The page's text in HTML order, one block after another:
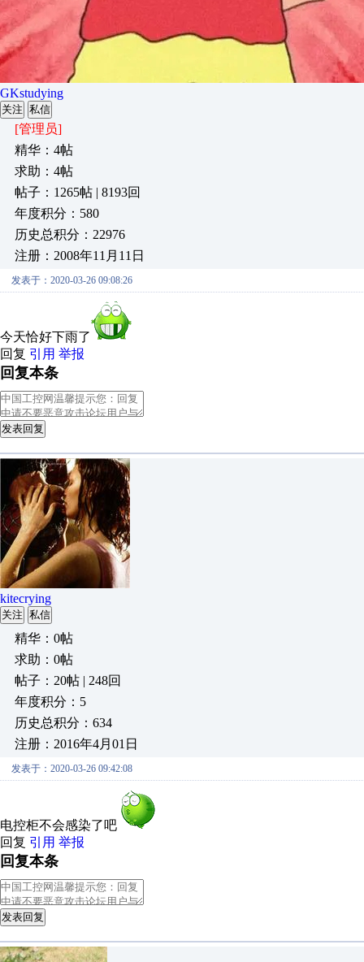
GKstudying
关注 私信
[管理员]
精华：4帖
求助：4帖
帖子：1265帖 | 8193回
年度积分：580
历史总积分：22976
注册：2008年11月11日
发表于：2020-03-26 09:08:26
今天恰好下雨了
回复 引用 举报
回复本条
发表回复
kitecrying
关注 私信
精华：0帖
求助：0帖
帖子：20帖 | 248回
年度积分：5
历史总积分：634
注册：2016年4月01日
发表于：2020-03-26 09:42:08
电控柜不会感染了吧
回复 引用 举报
回复本条
发表回复